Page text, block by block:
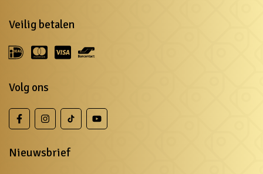
Veilig betalen
Volg ons
Nieuwsbrief